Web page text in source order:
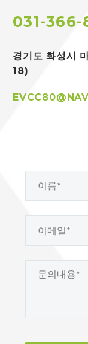
031-366-
경기도 화성시
18)